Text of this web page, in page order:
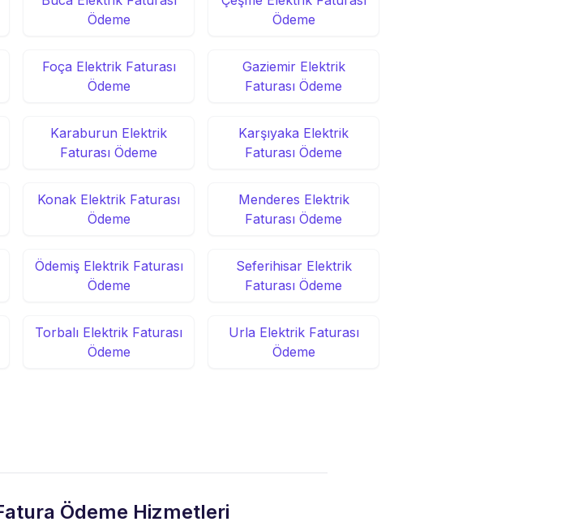
Ödeme
Ödeme
Foça Elektrik Faturası
Ödeme
Gaziemir Elektrik
Faturası Ödeme
Karaburun Elektrik
Faturası Ödeme
Karşıyaka Elektrik
Faturası Ödeme
Konak Elektrik Faturası
Ödeme
Menderes Elektrik
Faturası Ödeme
Ödemiş Elektrik Faturası
Ödeme
Seferihisar Elektrik
Faturası Ödeme
Torbalı Elektrik Faturası
Ödeme
Urla Elektrik Faturası
Ödeme
Ödeme Hizmetleri